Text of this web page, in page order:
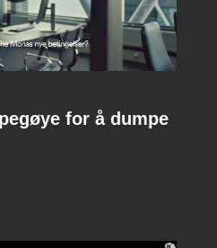
for å dumpe